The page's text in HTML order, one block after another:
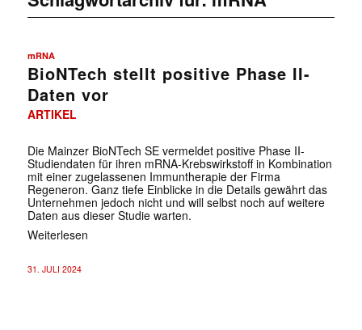
mRNA
BioNTech stellt positive Phase II-
Daten vor
ARTIKEL
Die Mainzer BioNTech SE vermeldet positive Phase II-
Studiendaten für ihren mRNA-Krebswirkstoff in Kombination
mit einer zugelassenen Immuntherapie der Firma
Regeneron. Ganz tiefe Einblicke in die Details gewährt das
Unternehmen jedoch nicht und will selbst noch auf weitere
Daten aus dieser Studie warten.
Weiterlesen
31. JULI 2024